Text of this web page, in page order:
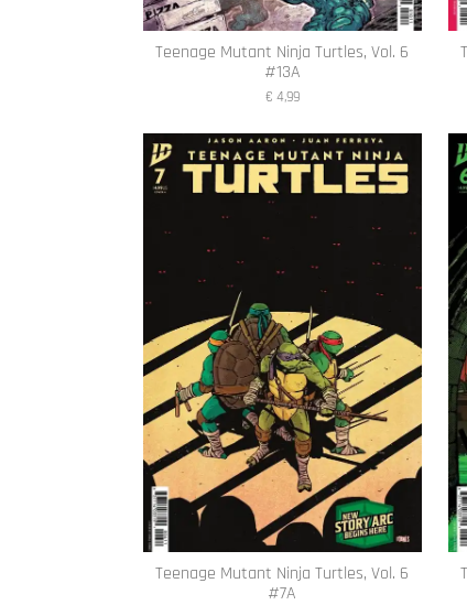
Teenage Mutant Ninja Turtles, Vol. 6
#13A
€ 4,99
Teenage Mutant Ninja Turtles, Vol. 6
#7A